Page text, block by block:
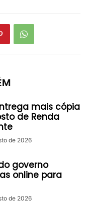
mais cópia
de Renda
de 2026
governo
online para
de 2026